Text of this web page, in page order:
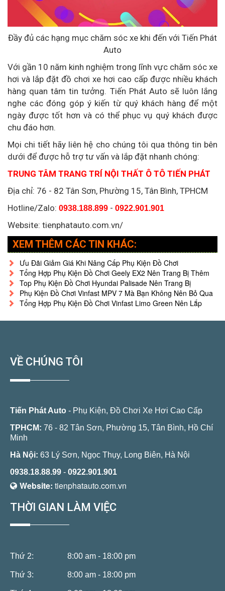
Đầy đủ các hạng mục chăm sóc xe khi đến với Tiến Phát
Auto
Với gần 10 năm kinh nghiệm trong lĩnh vực chăm sóc xe
hơi và lắp đặt đồ chơi xe hơi cao cấp được nhiều khách
hàng quan tâm tin tưởng. Tiến Phát Auto sẽ luôn lắng
nghe các đóng góp ý kiến từ quý khách hàng để một
ngày được tốt hơn và có thể phục vụ quý khách được
chu đáo hơn.
Mọi chi tiết hãy liên hệ cho chúng tôi qua thông tin bên
dưới để được hỗ trợ tư vấn và lắp đặt nhanh chóng:
TRUNG TÂM TRANG TRÍ NỘI THẤT Ô TÔ TIẾN PHÁT
Địa chỉ: 76 - 82 Tân Sơn, Phường 15, Tân Bình, TPHCM
Hotline/Zalo: 0938.188.899 - 0922.901.901
Website: tienphatauto.com.vn/
XEM THÊM CÁC TIN KHÁC:
Ưu Đãi Giảm Giá Khi Nâng Cấp Phụ Kiện Đồ Chơi
Tổng Hợp Phụ Kiện Đồ Chơi Geely EX2 Nên Trang Bị Thêm
Top Phụ Kiện Đồ Chơi Hyundai Palisade Nên Trang Bị
Phụ Kiện Đồ Chơi Vinfast MPV 7 Mà Bạn Không Nên Bỏ Qua
Tổng Hợp Phụ Kiện Đồ Chơi Vinfast Limo Green Nên Lắp
VỀ CHÚNG TÔI
Tiến Phát Auto - Phụ Kiện, Đồ Chơi Xe Hơi Cao Cấp
TPHCM: 76 - 82 Tân Sơn, Phường 15, Tân Bình, Hồ Chí
Minh
Hà Nội: 63 Lý Sơn, Ngọc Thụy, Long Biên, Hà Nội
0938.18.88.99 - 0922.901.901
Website: tienphatauto.com.vn
THỜI GIAN LÀM VIỆC
Thứ 2: 8:00 am - 18:00 pm
Thứ 3: 8:00 am - 18:00 pm